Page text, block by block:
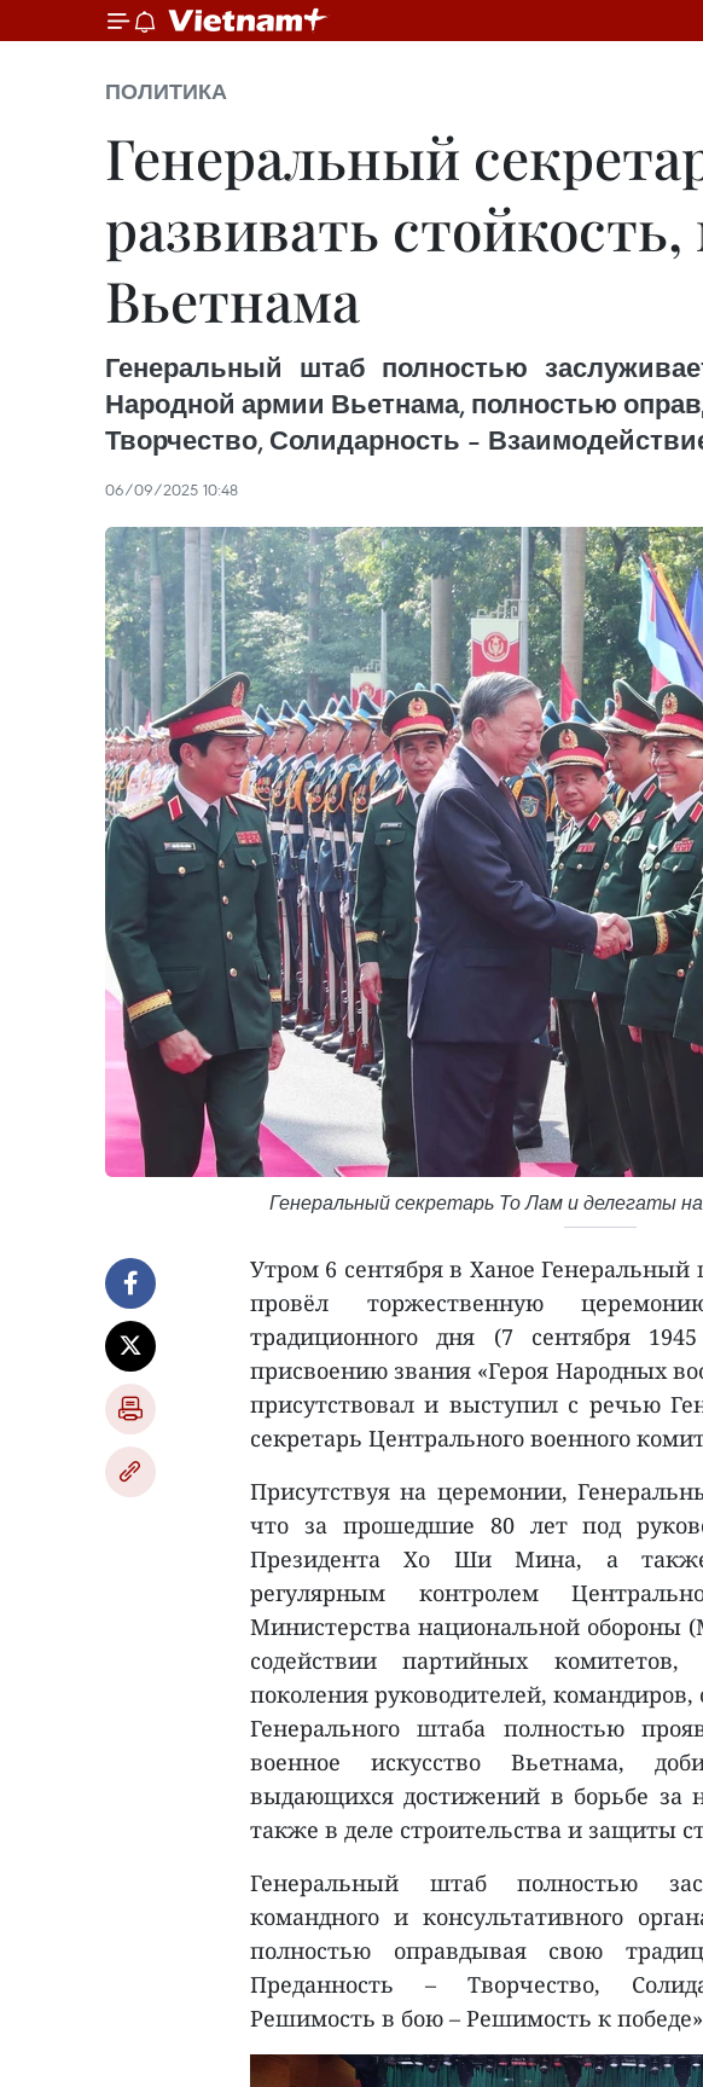
ПОЛИТИКА
Генеральный
развивать
Вьетнама
Генеральный штаб полностью
Народной армии Вьетнама, полностью
Творчество, Солидарность –
06/09/2025 10:48
Генеральный секретарь То Лам и делегаты
Утром 6 сентября в Ханое
провёл торжественную
традиционного дня (7 сентября
присвоению звания «Героя Народных
присутствовал и выступил с речью
секретарь Центрального военного
Присутствуя на церемонии,
что за прошедшие 80 лет под
Президента Хо Ши Мина, а
регулярным контролем
Министерства национальной
содействии партийных
поколения руководителей,
Генерального штаба полностью
военное искусство Вьетнама,
выдающихся достижений в борьбе за
также в деле строительства и защиты
Генеральный штаб полностью
командного и консультативного
полностью оправдывая свою
Преданность – Творчество,
Решимость в бою – Решимость к